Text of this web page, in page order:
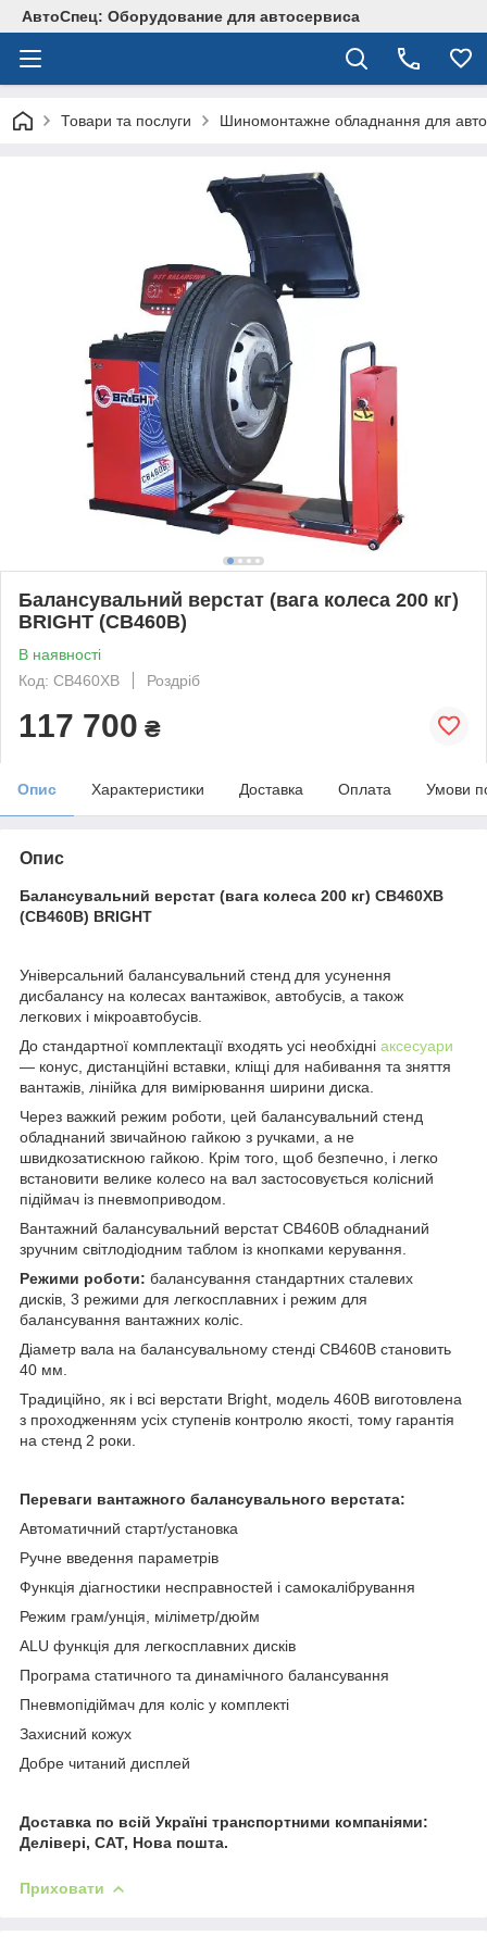
АвтоСпец: Оборудование для автосервиса
Товари та послуги Шиномонтажне обладнання для
Балансувальний верстат (вага колеса 200 кг)
BRIGHT (CB460B)
В наявності
Код: CB460XB
Роздріб
117 700 ₴
Опис Характеристики Доставка Оплата Умови
Опис
Балансувальний верстат (вага колеса 200 кг) CB460XB
(CB460B) BRIGHT
Універсальний балансувальний стенд для усунення
дисбалансу на колесах вантажівок, автобусів, а також
легкових і мікроавтобусів.
До стандартної комплектації входять усі необхідні аксесуари
— конус, дистанційні вставки, кліщі для набивання та зняття
вантажів, лінійка для вимірювання ширини диска.
Через важкий режим роботи, цей балансувальний стенд
обладнаний звичайною гайкою з ручками, а не
швидкозатискною гайкою. Крім того, щоб безпечно, і легко
встановити велике колесо на вал застосовується колісний
підіймач із пневмоприводом.
Вантажний балансувальний верстат СВ460В обладнаний
зручним світлодіодним таблом із кнопками керування.
Режими роботи: балансування стандартних сталевих
дисків, 3 режими для легкосплавних і режим для
балансування вантажних коліс.
Діаметр вала на балансувальному стенді CB460B становить
40 мм.
Традиційно, як і всі верстати Bright, модель 460B виготовлена
з проходженням усіх ступенів контролю якості, тому гарантія
на стенд 2 роки.
Переваги вантажного балансувального верстата:
Автоматичний старт/установка
Ручне введення параметрів
Функція діагностики несправностей і самокалібрування
Режим грам/унція, міліметр/дюйм
ALU функція для легкосплавних дисків
Програма статичного та динамічного балансування
Пневмопідіймач для коліс у комплекті
Захисний кожух
Добре читаний дисплей
Доставка по всій Україні транспортними компаніями:
Делівері, САТ, Нова пошта.
Приховати